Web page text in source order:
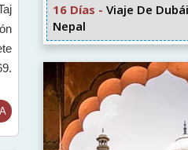
16 Días - Viaje De
Nepal